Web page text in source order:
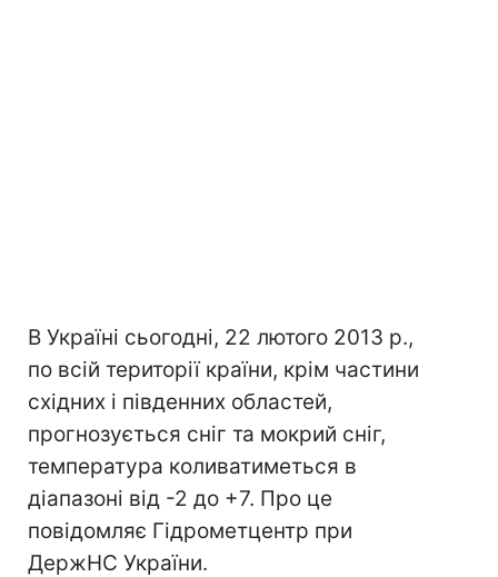
В Україні сьогодні, 22 лютого 2013 р.,
по всій території країни, крім частини
східних і південних областей,
прогнозується сніг та мокрий сніг,
температура коливатиметься в
діапазоні від -2 до +7. Про це
повідомляє Гідрометцентр при
ДержНС України.